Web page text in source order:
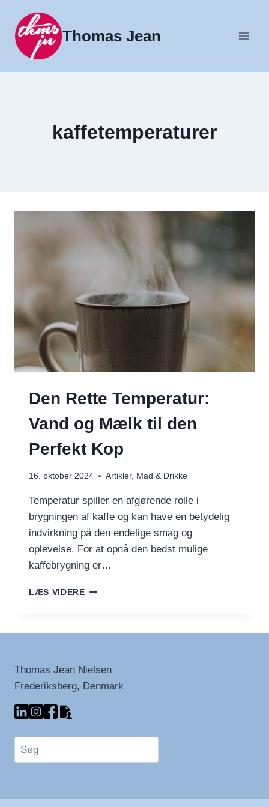
indhold
Thomas Jean
kaffetemperaturer
Den Rette Temperatur:
Vand og Mælk til den
Perfekt Kop
16. oktober 2024 Artikler, Mad & Drikke
Temperatur spiller en afgørende rolle i
brygningen af kaffe og kan have en betydelig
indvirkning på den endelige smag og
oplevelse. For at opnå den bedst mulige
kaffebrygning er…
LÆS VIDEREDEN
TIL
PERFEKT
Thomas Jean Nielsen
Frederiksberg, Denmark
Søg